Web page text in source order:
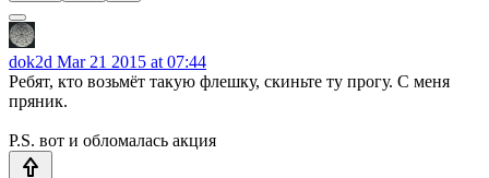
dok2d Mar 21 2015 at 07:44
Ребят, кто возьмёт такую флешку, скиньте ту прогу. С меня
пряник.
P.S. вот и обломалась акция